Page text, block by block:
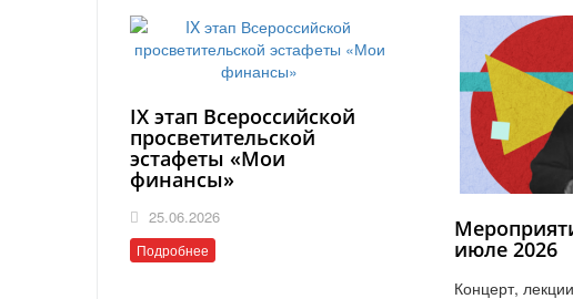
IX этап Всероссийской
просветительской
эстафеты «Мои
финансы»
25.06.2026
Подробнее июле 2026
Концерт,